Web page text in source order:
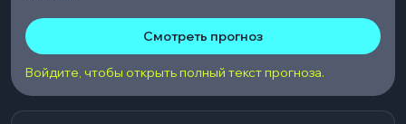
Смотреть прогноз
Войдите, чтобы открыть полный текст прогноза.